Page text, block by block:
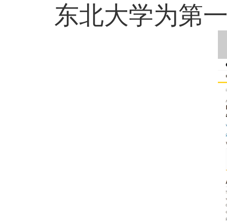
东北大学为第